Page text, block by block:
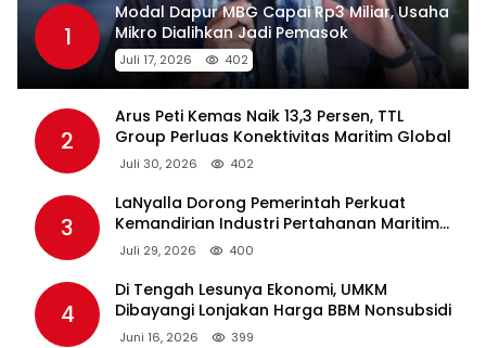
1
Modal Dapur MBG Capai Rp3 Miliar, Usaha
Mikro Dialihkan Jadi Pemasok
Juli 17, 2026 402
2
Arus Peti Kemas Naik 13,3 Persen, TTL
Group Perluas Konektivitas Maritim Global
Juli 30, 2026 402
3
LaNyalla Dorong Pemerintah Perkuat
Kemandirian Industri Pertahanan Maritim
Lewat PT PAL
Juli 29, 2026 400
4
Di Tengah Lesunya Ekonomi, UMKM
Dibayangi Lonjakan Harga BBM Nonsubsidi
Juni 16, 2026 399